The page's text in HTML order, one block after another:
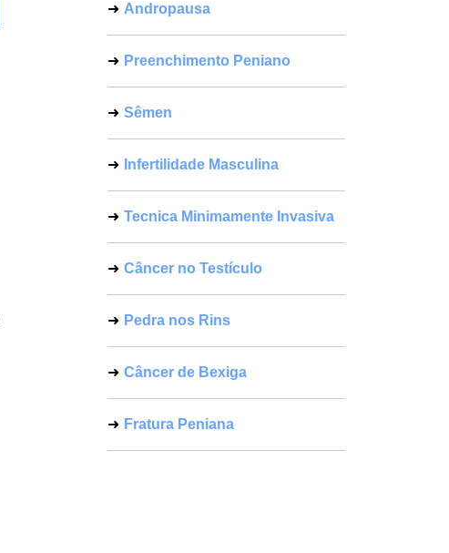
Andropausa
Preenchimento Peniano
Sêmen
Infertilidade Masculina
Tecnica Minimamente Invasiva
Câncer no Testículo
Pedra nos Rins
Câncer de Bexiga
Fratura Peniana